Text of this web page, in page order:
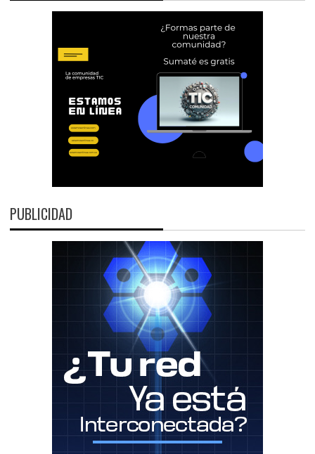
PUBLICIDAD